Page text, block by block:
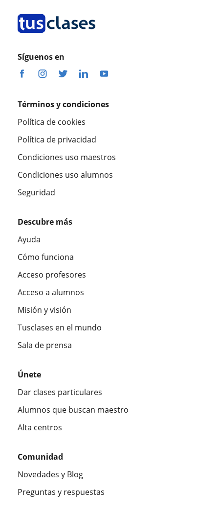
Síguenos en
Términos y condiciones
Política de cookies
Política de privacidad
Condiciones uso maestros
Condiciones uso alumnos
Seguridad
Descubre más
Ayuda
Cómo funciona
Acceso profesores
Acceso a alumnos
Misión y visión
Tusclases en el mundo
Sala de prensa
Únete
Dar clases particulares
Alumnos que buscan maestro
Alta centros
Comunidad
Novedades y Blog
Preguntas y respuestas